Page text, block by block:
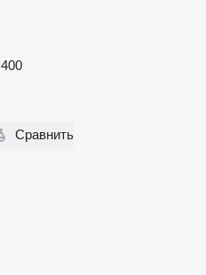
400
Сравнить